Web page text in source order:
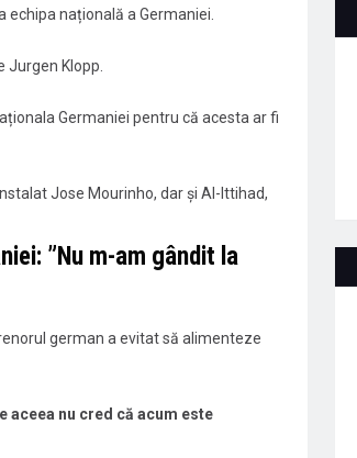
națională a Germaniei.
Klopp.
Germaniei pentru că acesta ar fi
Jose Mourinho, dar și Al-Ittihad,
”Nu m-am gândit la
german a evitat să alimenteze
aceea nu cred că acum este